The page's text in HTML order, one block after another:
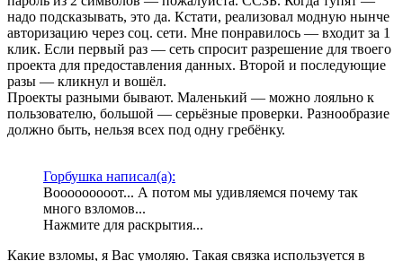
надо подсказывать, это да. Кстати, реализовал модную нынче
авторизацию через соц. сети. Мне понравилось — входит за 1
клик. Если первый раз — сеть спросит разрешение для твоего
проекта для предоставления данных. Второй и последующие
разы — кликнул и вошёл.
Проекты разными бывают. Маленький — можно лояльно к
пользователю, большой — серьёзные проверки. Разнообразие
должно быть, нельзя всех под одну гребёнку.
Горбушка написал(а):
Вооооооооот... А потом мы удивляемся почему так
много взломов...
Нажмите для раскрытия...
Какие взломы, я Вас умоляю. Такая связка используется в